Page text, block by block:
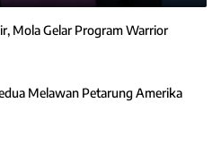
Mola Gelar Program Warrior
Melawan Petarung Amerika